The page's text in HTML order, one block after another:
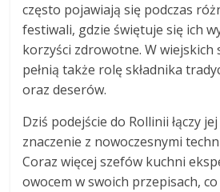
często pojawiają się podczas
festiwali, gdzie świętuje się ich
korzyści zdrowotne. W wiejskich
pełnią także rolę składnika
oraz deserów.
Dziś podejście do Rollinii łączy
znaczenie z nowoczesnymi
Coraz więcej szefów kuchni
owocem w swoich przepisach,